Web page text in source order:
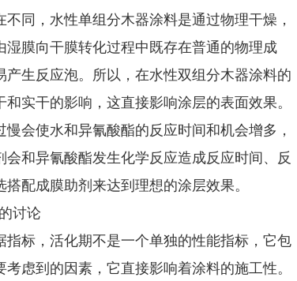
同，水性单组分木器涂料是通过物理干燥，
膜向干膜转化过程中既存在普通的物理成
生反应泡。所以，在水性双组分木器涂料的
实干的影响，这直接影响涂层的表面效果。
会使水和异氰酸酯的反应时间和机会增多，
和异氰酸酯发生化学反应造成反应时间、反
配成膜助剂来达到理想的涂层效果。
讨论
标，活化期不是一个单独的性能指标，它包
虑到的因素，它直接影响着涂料的施工性。